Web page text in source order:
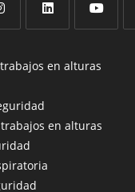
abre
una
nueva
pestaña
en alturas
en alturas